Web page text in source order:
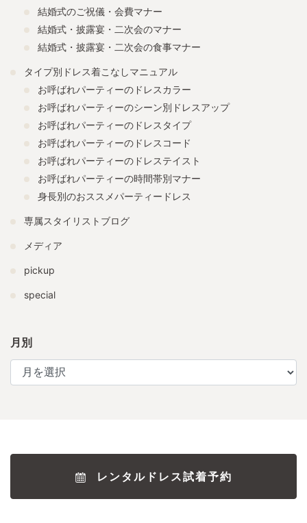
結婚式のご祝儀・会費マナー
結婚式・披露宴・二次会のマナー
結婚式・披露宴・二次会の食事マナー
タイプ別ドレス着こなしマニュアル
お呼ばれパーティーのドレスカラー
お呼ばれパーティーのシーン別ドレスアップ
お呼ばれパーティーのドレスタイプ
お呼ばれパーティーのドレスコード
お呼ばれパーティーのドレステイスト
お呼ばれパーティーの時間帯別マナー
身長別のおススメパーティードレス
専属スタイリストブログ
メディア
pickup
special
月別
レンタルドレス試着予約